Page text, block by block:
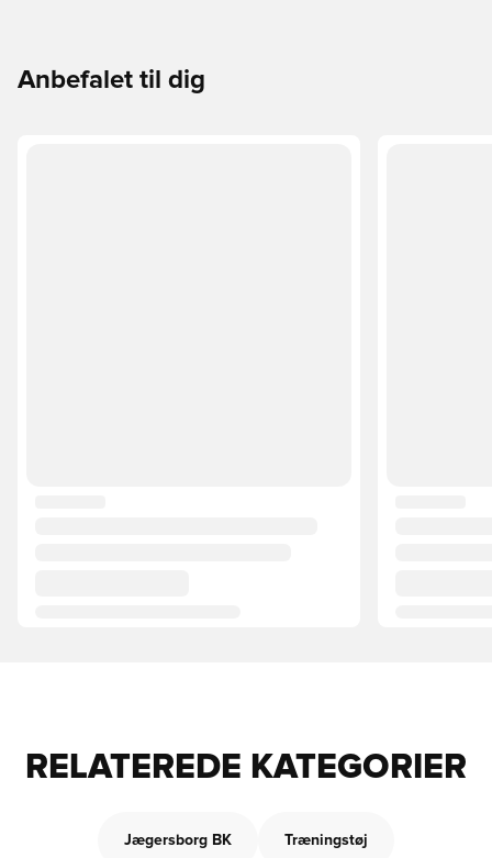
Anbefalet til dig
RELATEREDE KATEGORIER
Jægersborg BK Træningstøj